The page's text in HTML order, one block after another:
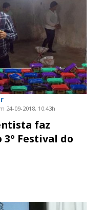
24-09-2018, 10:43h
faz
Festival do